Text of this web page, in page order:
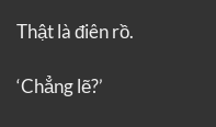
Thật là điên rồ.
‘Chẳng lẽ?’